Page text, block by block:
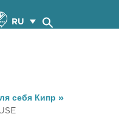
RU
себя Кипр »